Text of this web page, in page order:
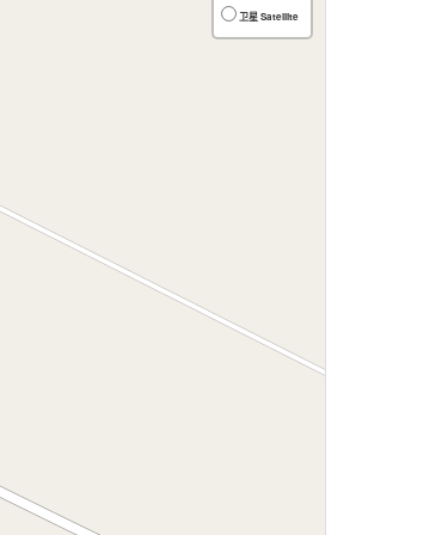
卫星 Satellite